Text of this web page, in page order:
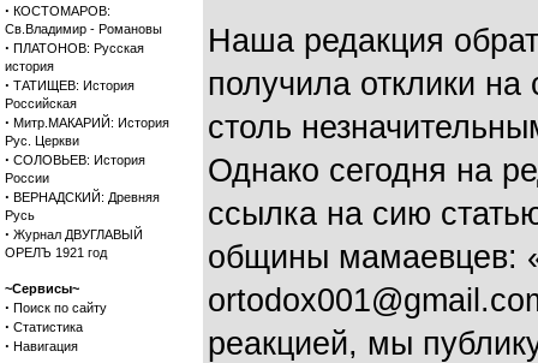
· КОСТОМАРОВ:
Св.Владимир - Романовы
· ПЛАТОНОВ: Русская
история
· ТАТИЩЕВ: История
Российская
· Митр.МАКАРИЙ: История
Рус. Церкви
· СОЛОВЬЕВ: История
России
· ВЕРНАДСКИЙ: Древняя
Русь
· Журнал ДВУГЛАВЫЙ
ОРЕЛЪ 1921 год
~Сервисы~
· Поиск по сайту
· Статистика
· Навигация
Наша редакция
получила отклики на
столь
Однако сегодня на
ссылка на сию
общины мамаевцев:
реакцией, мы